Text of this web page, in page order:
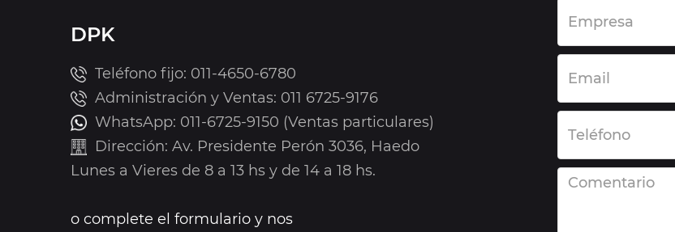
DPK
Teléfono fijo: 011-4650-6780
Administración y Ventas: 011 6725-9176
WhatsApp: 011-6725-9150 (Ventas particulares)
Dirección: Av. Presidente Perón 3036, Haedo
Lunes a Vieres de 8 a 13 hs y de 14 a 18 hs.
o complete el formulario y nos